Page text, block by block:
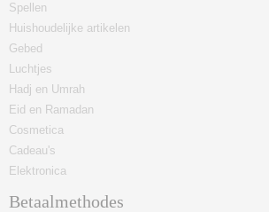
Spellen
Huishoudelijke artikelen
Gebed
Luchtjes
Hadj en Umrah
Eid en Ramadan
Cosmetica
Cadeau's
Elektronica
Betaalmethodes